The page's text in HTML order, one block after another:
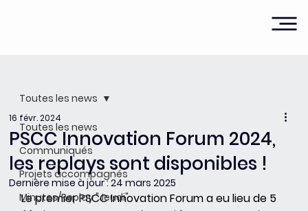
Toutes les news
Communiqués
Projets accompagnés
Minutes/Replay "Jeudi"
Toutes les news
PSCC Innovation Forum 2024,
les replays sont disponibles !
16 févr. 2024
Dernière mise à jour :24 mars 2025
Le premier PSCC Innovation Forum a eu lieu de 5